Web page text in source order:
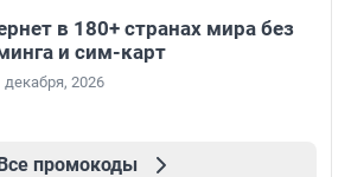
в 180+ странах мира без
и сим-карт
декабря, 2026
промокоды